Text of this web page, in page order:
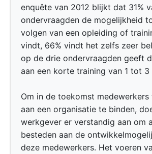
enquête van 2012 blijkt dat 31%
ondervraagden de mogelijkheid
volgen van een opleiding of
vindt, 66% vindt het zelfs zeer
op de drie ondervraagden geeft
aan een korte training van 1 tot 3
Om in de toekomst medewerkers
aan een organisatie te binden,
werkgever er verstandig aan om
besteden aan de
deze medewerkers. Het voeren